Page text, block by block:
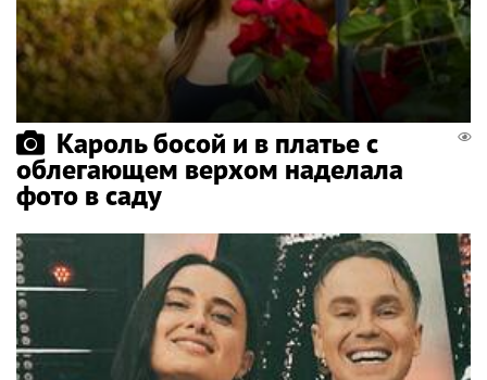
Кароль босой и в платье с
облегающем верхом наделала
фото в саду